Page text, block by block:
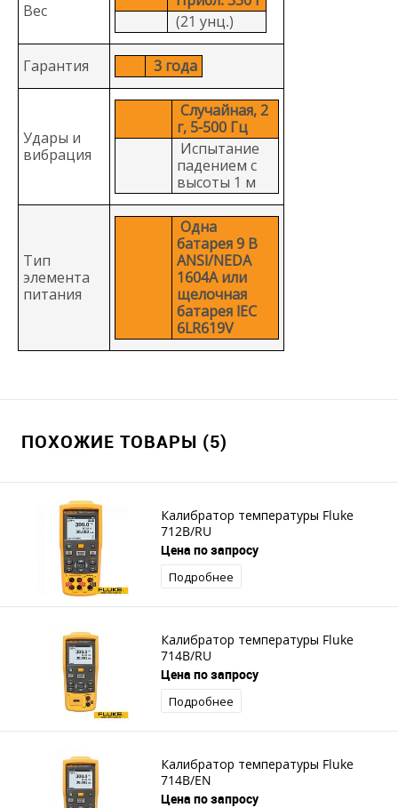
Вес
(21 унц.)
Гарантия 3 года
Удары и
вибрация
Случайная, 2
г, 5-500 Гц
Испытание
падением с
высоты 1 м
Тип
элемента
питания
Одна
батарея 9 В
ANSI/NEDA
1604A или
щелочная
батарея IEC
6LR619V
ПОХОЖИЕ ТОВАРЫ (5)
Калибратор температуры Fluke
712B/RU
Цена по запросу
Подробнее
Калибратор температуры Fluke
714B/RU
Цена по запросу
Подробнее
Калибратор температуры Fluke
714B/EN
Цена по запросу